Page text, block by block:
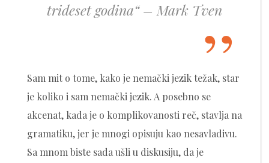
trideset godina“ – Mark Tven
Sam mit o tome, kako je nemački jezik težak, star
je koliko i sam nemački jezik. A posebno se
akcenat, kada je o komplikovanosti reč, stavlja na
gramatiku, jer je mnogi opisuju kao nesavladivu.
Sa mnom biste sada ušli u diskusiju, da je